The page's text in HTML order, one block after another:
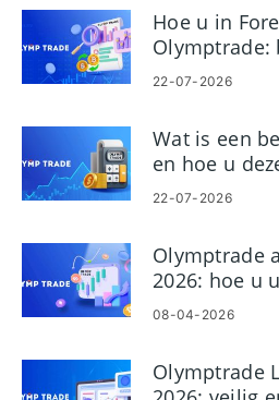
Hoe u in
Olymptrade:
22-07-2026
Wat is een
en hoe u
Olymptrade
22-07-2026
Olymptrade
2026: hoe u
kunt
08-04-2026
Olymptrade